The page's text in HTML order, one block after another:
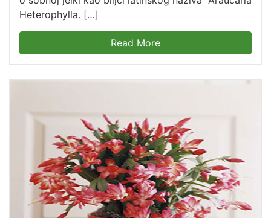
Heterophylla. […]
Read More